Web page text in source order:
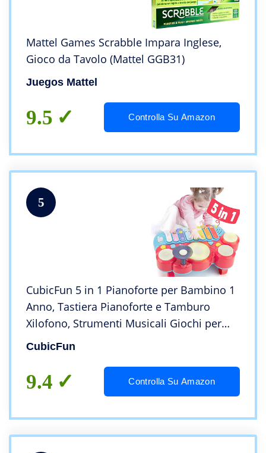
Mattel Games Scrabble Impara Inglese,
Gioco da Tavolo (Mattel GGB31)
Juegos Mattel
9.5 Controlla Su Amazon
5
CubicFun 5 in 1 Pianoforte per Bambino 1
Anno, Tastiera Pianoforte e Tamburo
Xilofono, Strumenti Musicali Giochi per
Bambini 1 2 3 Anni Regalo Regali
CubicFun
9.4 Controlla Su Amazon